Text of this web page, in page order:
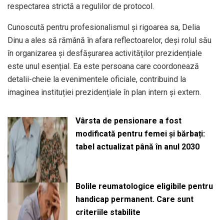
respectarea strictă a regulilor de protocol.
Cunoscută pentru profesionalismul și rigoarea sa, Delia
Dinu a ales să rămână în afara reflectoarelor, deși rolul său
în organizarea și desfășurarea activităților prezidențiale
este unul esențial. Ea este persoana care coordonează
detalii-cheie la evenimentele oficiale, contribuind la
imaginea instituției prezidențiale în plan intern și extern.
Vârsta de pensionare a fost
modificată pentru femei și bărbați:
tabel actualizat până în anul 2030
Bolile reumatologice eligibile pentru
handicap permanent. Care sunt
criteriile stabilite